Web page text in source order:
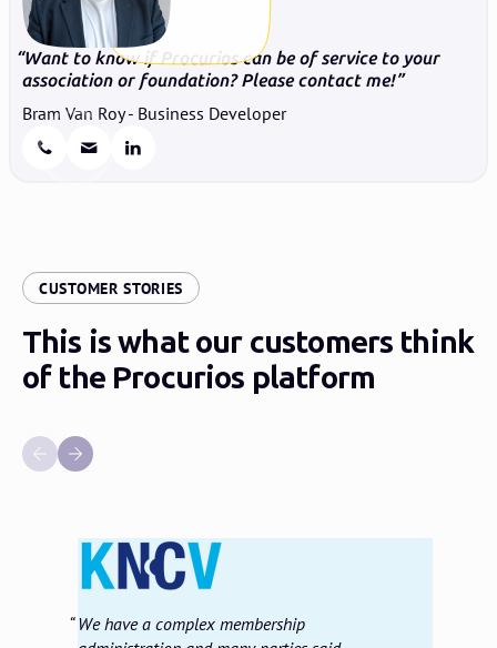
Want to know if Procurios can be of service to your
association or foundation? Please contact me!
Bram Van Roy - Business Developer
CUSTOMER STORIES
This is what our customers think
of the Procurios platform
We have a complex membership